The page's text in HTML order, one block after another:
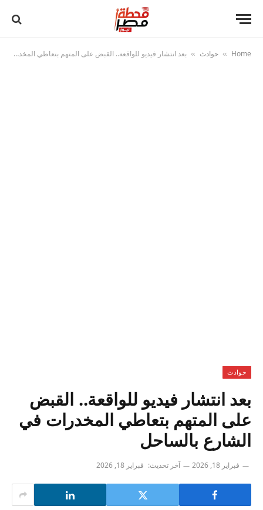
Home
» حوادث » بعد انتشار فيديو للواقعة.. القبض على المتهم بتعاطي المخدرات في الشارع بالساحل
حوادث
بعد انتشار فيديو للواقعة.. القبض
على المتهم بتعاطي المخدرات في
الشارع بالساحل
فبراير 18, 2026 آخر تحديث: فبراير 18, 2026